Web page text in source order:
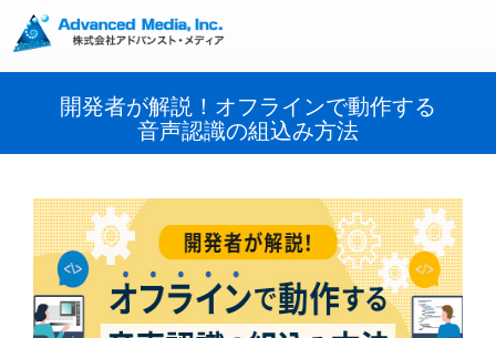
開発者が解説！オフラインで動作する
音声認識の組込み方法